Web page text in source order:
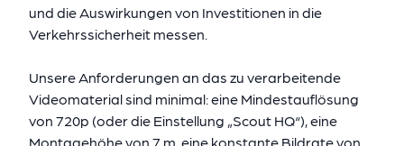
und die Auswirkungen von Investitionen in die
Verkehrssicherheit messen.
Unsere Anforderungen an das zu verarbeitende
Videomaterial sind minimal: eine Mindestauflösung
von 720p (oder die Einstellung „Scout HQ“), eine
Montagehöhe von 7 m, eine konstante Bildrate von